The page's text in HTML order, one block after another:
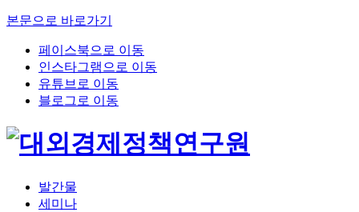
본문으로 바로가기
페이스북으로 이동
인스타그램으로 이동
유튜브로 이동
블로그로 이동
발간물
세미나